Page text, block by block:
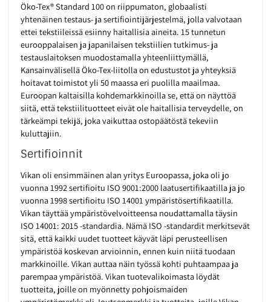
Öko-Tex® Standard 100 on riippumaton, globaalisti
yhtenäinen testaus- ja sertifiointijärjestelmä, jolla valvotaan
ettei tekstiileissä esiinny haitallisia aineita. 15 tunnetun
eurooppalaisen ja japanilaisen tekstiilien tutkimus- ja
testauslaitoksen muodostamalla yhteenliittymällä,
Kansainvälisellä Öko-Tex-liitolla on edustustot ja yhteyksiä
hoitavat toimistot yli 50 maassa eri puolilla maailmaa.
Euroopan kaltaisilla kohdemarkkinoilla se, että on näyttöä
siitä, että tekstiilituotteet eivät ole haitallisia terveydelle, on
tärkeämpi tekijä, joka vaikuttaa ostopäätöstä tekeviin
kuluttajiin.
Sertifioinnit
Vikan oli ensimmäinen alan yritys Euroopassa, joka oli jo
vuonna 1992 sertifioitu ISO 9001:2000 laatusertifikaatilla ja jo
vuonna 1998 sertifioitu ISO 14001 ympäristösertifikaatilla.
Vikan täyttää ympäristövelvoitteensa noudattamalla täysin
ISO 14001: 2015 -standardia. Nämä ISO -standardit merkitsevät
sitä, että kaikki uudet tuotteet käyvät läpi perusteellisen
ympäristöä koskevan arvioinnin, ennen kuin niitä tuodaan
markkinoille. Vikan auttaa näin työssä kohti puhtaampaa ja
parempaa ympäristöä. Vikan tuotevalikoimasta löydät
tuotteita, joille on myönnetty pohjoismaiden